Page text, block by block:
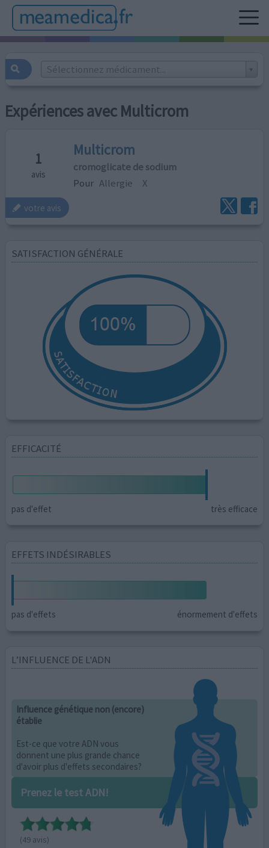
Sélectionnez médicament...
Expériences avec Multicrom
1
avis
Multicrom
cromoglicate de sodium
Pour Allergie X
votre avis
SATISFACTION GÉNÉRALE
EFFICACITÉ
pas d'effet très efficace
EFFETS INDÉSIRABLES
pas d'effets énormement d'effets
L’INFLUENCE DE L'ADN
Influence génétique non (encore)
établie
Est-ce que votre ADN vous
donnent une plus grande chance
d'avoir plus d'effets secondaires?
Prenez le test ADN!
(49 avis)